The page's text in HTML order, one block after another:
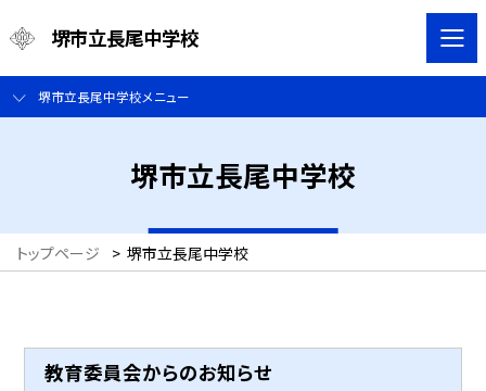
堺市立長尾中学校
堺市立長尾中学校メニュー
堺市立長尾中学校
トップページ > 堺市立長尾中学校
教育委員会からのお知らせ